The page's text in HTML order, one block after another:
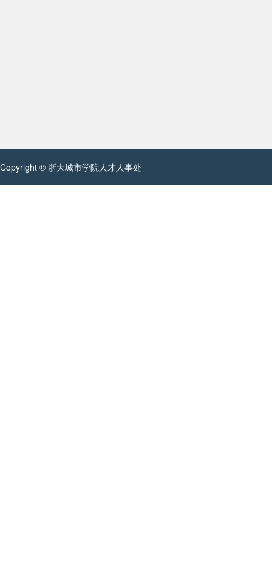
Copyright © 浙大城市学院人才人事处